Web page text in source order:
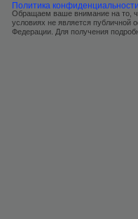
Политика конфиденциальности
Обращаем ваше внимание на то,
условиях не является публичной
Федерации. Для получения